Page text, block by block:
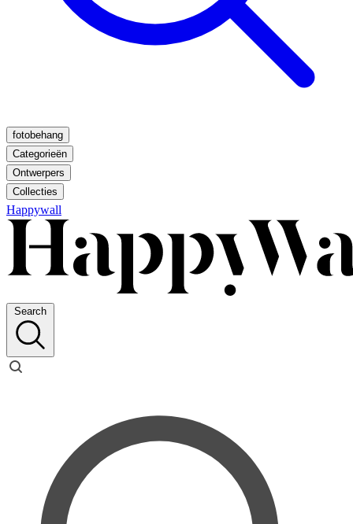
fotobehang
Categorieën
Ontwerpers
Collecties
Happywall
Search